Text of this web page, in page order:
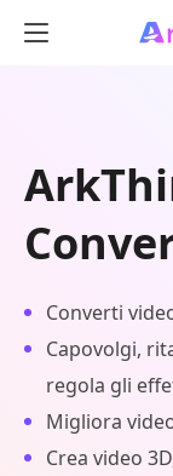
Converti
Capovolgi,
regola gli
Migliora
Crea video